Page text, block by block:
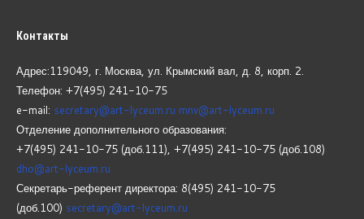
Контакты
Адрес:119049, г. Москва, ул. Крымский вал, д. 8, корп. 2.
Телефон: +7(495) 241-10-75
e-mail: secretary@art-lyceum.ru mnv@art-lyceum.ru
Отделение дополнительного образования:
+7(495) 241-10-75 (доб.111), +7(495) 241-10-75 (доб.108)
dho@art-lyceum.ru
Секретарь-референт директора: 8(495) 241-10-75
(доб.100) secretary@art-lyceum.ru